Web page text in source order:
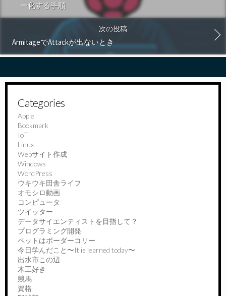
ー化する手順
次の投稿
ArmitageでAttackが出ないとき
Categories
Apple
Bookmark
IoT
Linux
Webサイト作成
Windows
WordPress
ウキウキ田舎ライフ
オモシロ動画
コンピュータ
ツイッター
データサイエンティストを目指して？
プログラミング開発
ペットはボーダーコリー
今日学んだこと〜It is learned today〜
出水市この辺
木工好き
競馬
資格